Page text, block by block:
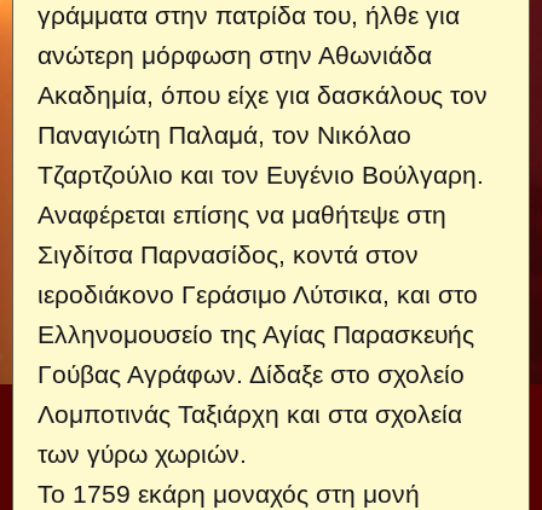
γράμματα στην πατρίδα του, ήλθε για
ανώτερη μόρφωση στην Αθωνιάδα
Ακαδημία, όπου είχε για δασκάλους τον
Παναγιώτη Παλαμά, τον Νικόλαο
Τζαρτζούλιο και τον Ευγένιο Βούλγαρη.
Αναφέρεται επίσης να μαθήτεψε στη
Σιγδίτσα Παρνασίδος, κοντά στον
ιεροδιάκονο Γεράσιμο Λύτσικα, και στο
Ελληνομουσείο της Αγίας Παρασκευής
Γούβας Αγράφων. Δίδαξε στο σχολείο
Λομποτινάς Ταξιάρχη και στα σχολεία
των γύρω χωριών.
Το 1759 εκάρη μοναχός στη μονή